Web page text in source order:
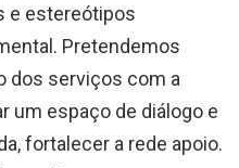
e estereótipos
Pretendemos
dos serviços com a
um espaço de diálogo e
fortalecer a rede apoio.